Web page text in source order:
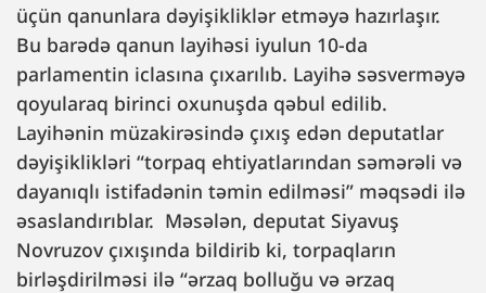
üçün qanunlara dəyişikliklər etməyə hazırlaşır.
Bu barədə qanun layihəsi iyulun 10-da
parlamentin iclasına çıxarılıb. Layihə səsverməyə
qoyularaq birinci oxunuşda qəbul edilib.
Layihənin müzakirəsində çıxış edən deputatlar
dəyişiklikləri “torpaq ehtiyatlarından səmərəli və
dayanıqlı istifadənin təmin edilməsi” məqsədi ilə
əsaslandırıblar. Məsələn, deputat Siyavuş
Novruzov çıxışında bildirib ki, torpaqların
birləşdirilməsi ilə “ərzaq bolluğu və ərzaq